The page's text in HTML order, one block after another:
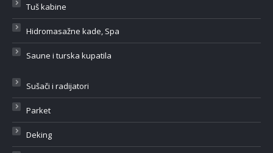
Tuš kabine
Hidromasažne kade, Spa
Saune i turska kupatila
Sušači i radijatori
Parket
Deking